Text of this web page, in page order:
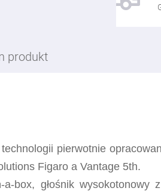
produkt
pierwotnie
Figaro a Vantage 5th.
box, głośnik